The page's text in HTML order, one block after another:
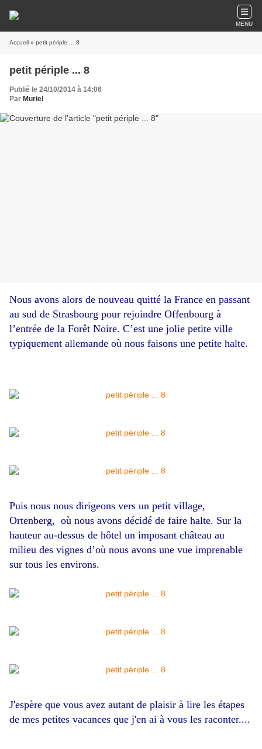
MENU
Accueil » petit périple ... 8
petit périple ... 8
Publié le 24/10/2014 à 14:06
Par Muriel
Nous avons alors de nouveau quitté la France en passant
au sud de Strasbourg pour rejoindre Offenbourg à
l’entrée de la Forêt Noire. C’est une jolie petite ville
typiquement allemande où nous faisons une petite halte.
Puis nous nous dirigeons vers un petit village,
Ortenberg, où nous avons décidé de faire halte. Sur la
hauteur au-dessus de hôtel un imposant château au
milieu des vignes d’où nous avons une vue imprenable
sur tous les environs.
J'espère que vous avez autant de plaisir à lire les étapes
de mes petites vacances que j'en ai à vous les raconter....